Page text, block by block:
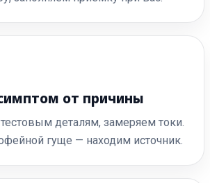
от причины
деталям, замеряем токи.
гуще — находим источник.